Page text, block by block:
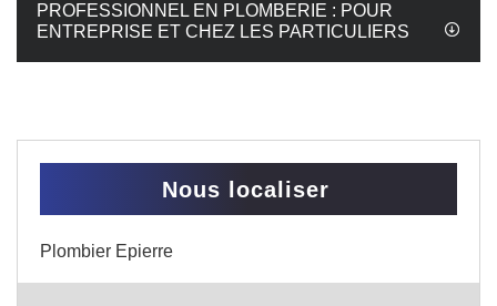
PROFESSIONNEL EN PLOMBERIE : POUR
ENTREPRISE ET CHEZ LES PARTICULIERS
Nous localiser
Plombier Epierre